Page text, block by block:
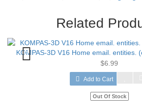
Related
KOMPAS-3D V16 Home email. entities.
$6.99
Add to Cart
Out Of Stock